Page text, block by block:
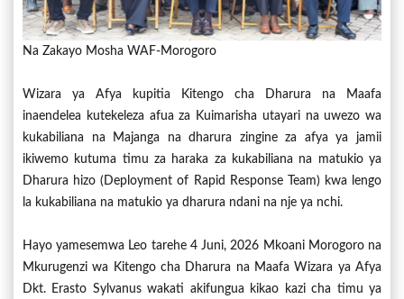
Na Zakayo Mosha WAF-Morogoro
Wizara ya Afya kupitia Kitengo cha Dharura na Maafa
inaendelea kutekeleza afua za Kuimarisha utayari na uwezo wa
kukabiliana na Majanga na dharura zingine za afya ya jamii
ikiwemo kutuma timu za haraka za kukabiliana na matukio ya
Dharura hizo (Deployment of Rapid Response Team) kwa lengo
la kukabiliana na matukio ya dharura ndani na nje ya nchi.
Hayo yamesemwa Leo tarehe 4 Juni, 2026 Mkoani Morogoro na
Mkurugenzi wa Kitengo cha Dharura na Maafa Wizara ya Afya
Dkt. Erasto Sylvanus wakati akifungua kikao kazi cha timu ya